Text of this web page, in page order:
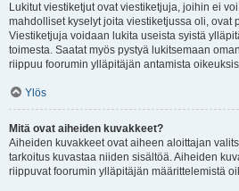
Lukitut viestiketjut ovat viestiketjuja, joihin ei
mahdolliset kyselyt joita viestiketjussa oli, ovat
Viestiketjuja voidaan lukita useista syistä
toimesta. Saatat myös pystyä lukitsemaan
riippuu foorumin ylläpitäjän antamista
Ylös
Mitä ovat aiheiden kuvakkeet?
Aiheiden kuvakkeet ovat aiheen aloittajan
tarkoitus kuvastaa niiden sisältöä. Aiheiden
riippuvat foorumin ylläpitäjän määrittelemistä